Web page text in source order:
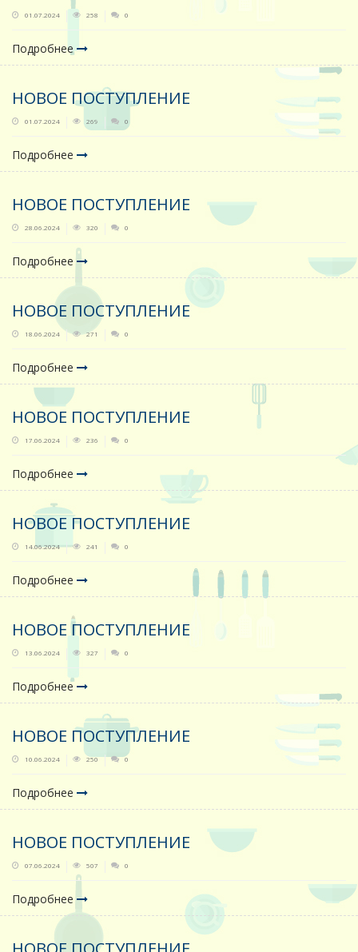
01.07.2024 258 0
Подробнее
НОВОЕ ПОСТУПЛЕНИЕ
01.07.2024 269 0
Подробнее
НОВОЕ ПОСТУПЛЕНИЕ
28.06.2024 320 0
Подробнее
НОВОЕ ПОСТУПЛЕНИЕ
18.06.2024 271 0
Подробнее
НОВОЕ ПОСТУПЛЕНИЕ
17.06.2024 236 0
Подробнее
НОВОЕ ПОСТУПЛЕНИЕ
14.06.2024 241 0
Подробнее
НОВОЕ ПОСТУПЛЕНИЕ
13.06.2024 327 0
Подробнее
НОВОЕ ПОСТУПЛЕНИЕ
10.06.2024 250 0
Подробнее
НОВОЕ ПОСТУПЛЕНИЕ
07.06.2024 507 0
Подробнее